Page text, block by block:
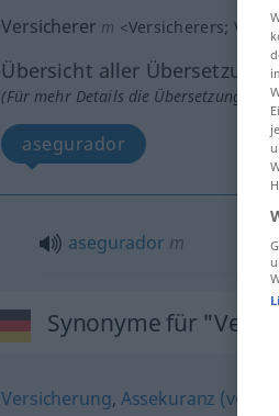
Versicherer m <Versicherers;
Übersicht aller
(Für mehr Details die Übersetzung
asegurador
asegurador m
Synonyme für
Versicherung, Assekuranz